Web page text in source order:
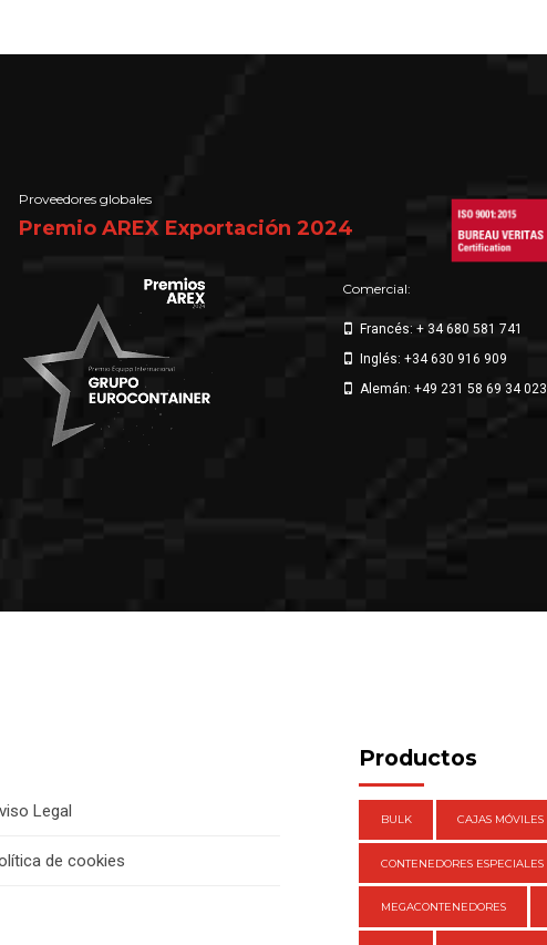
Proveedores globales
Premio AREX Exportación 2024
Comercial:
Francés: + 34 680 581 741
Inglés: +34 630 916 909
Alemán: +49 231 58 69 34 023
Legal
de cookies
Productos
BULK CAJAS MÓVILES
CONTENEDORES ESPECIALES
MEGACONTENEDORES